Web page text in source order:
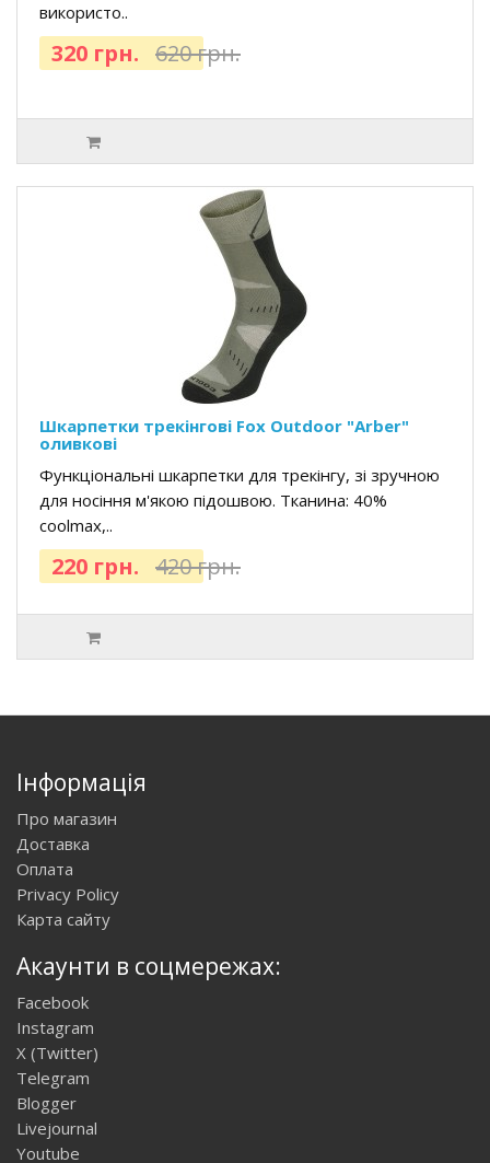
використо..
320 грн. 620 грн.
Шкарпетки трекінгові Fox Outdoor "Arber"
оливкові
Функціональні шкарпетки для трекінгу, зі зручною
для носіння м'якою підошвою. Тканина: 40%
coolmax,..
220 грн. 420 грн.
Інформація
Про магазин
Доставка
Оплата
Privacy Policy
Карта сайту
Акаунти в соцмережах:
Facebook
Instagram
X (Twitter)
Telegram
Blogger
Livejournal
Youtube